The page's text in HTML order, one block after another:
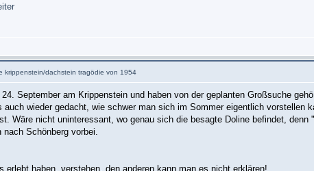
krippenstein/dachstein tragödie von 1954
September am Krippenstein und haben von der geplanten Großsuche
auch wieder gedacht, wie schwer man sich im Sommer eigentlich
Wäre nicht uninteressant, wo genau sich die besagte Doline befindet,
nach Schönberg vorbei.
erlebt haben, verstehen, den anderen kann man es nicht erklären!